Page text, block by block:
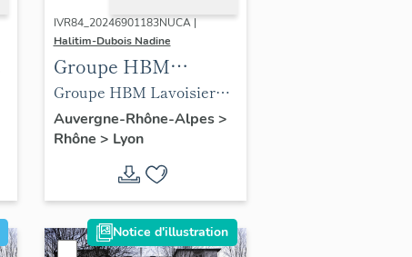
IVR84_20246901183NUCA |
Halitim-Dubois Nadine
Groupe HBM
Lavoisier Lyon 3e
(vue Google)
Groupe HBM Lavoisier
Lyon 3e (vue Google)
Auvergne-Rhône-Alpes>
Rhône > Lyon
Notice d'illustration